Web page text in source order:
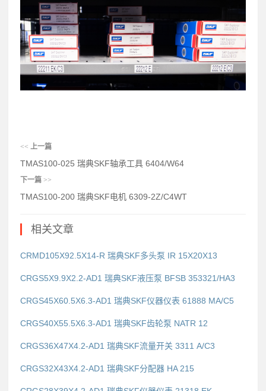
<< 上一篇
TMAS100-025 瑞典SKF轴承工具 6404/W64
下一篇 >>
TMAS100-200 瑞典SKF电机 6309-2Z/C4WT
相关文章
CRMD105X92.5X14-R 瑞典SKF多头泵 IR 15X20X13
CRGS5X9.9X2.2-AD1 瑞典SKF液压泵 BFSB 353321/HA3
CRGS45X60.5X6.3-AD1 瑞典SKF仪器仪表 61888 MA/C5
CRGS40X55.5X6.3-AD1 瑞典SKF齿轮泵 NATR 12
CRGS36X47X4.2-AD1 瑞典SKF流量开关 3311 A/C3
CRGS32X43X4.2-AD1 瑞典SKF分配器 HA 215